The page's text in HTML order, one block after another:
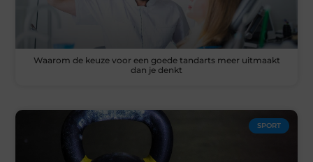
Waarom de keuze voor een goede tandarts meer uitmaakt
dan je denkt
SPORT